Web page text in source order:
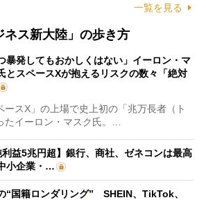
一覧を見る
ネス新大陸」の歩き方
暴発してもおかしくはない」イーロン・マ
とスペースXが抱えるリスクの数々「絶対
スX」の上場で史上初の「兆万長者（ト
たイーロン・マスク氏。…
利益5兆円超】銀行、商社、ゼネコンは最高
小企業・…
“国籍ロンダリング” SHEIN、TikTok、